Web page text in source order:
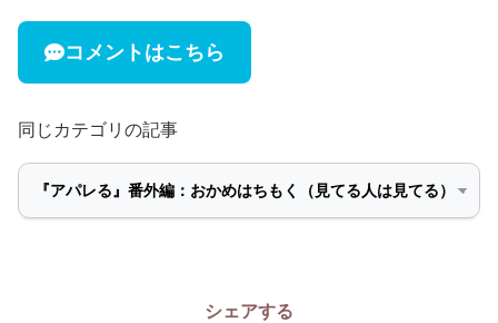
コメントはこちら
同じカテゴリの記事
シェアする